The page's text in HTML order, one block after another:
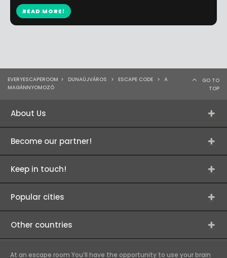
READ MORE!
EVERYESCAPEROOM > DUNAÚJVÁROS > ESCAPE CODE > A
MAGÁNNYOMOZÓ
GO TO
TOP
About Us
Become our partner!
Keep in touch!
Popular cities
Other countries
At an escape room You’ll have the opportunity to use your brain